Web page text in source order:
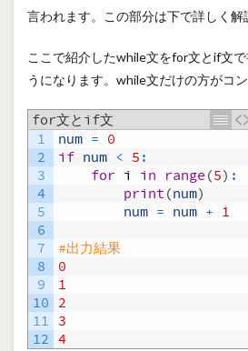
言われます。この部分は下で詳しく解
ここで紹介したwhile文をfor文とif文
うになります。while文だけの方がコン
for文とif文
1
2
3
4
5
6
7
8
9
10
11
12
num = 0
if num < 5:
for i in range(5) :
print(num)
num = num + 1
#出力結果
0
1
2
3
4